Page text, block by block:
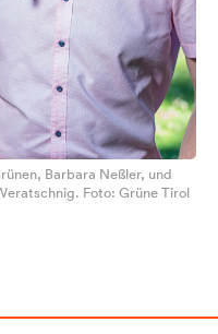
Barbara Neßler, und
Foto: Grüne Tirol